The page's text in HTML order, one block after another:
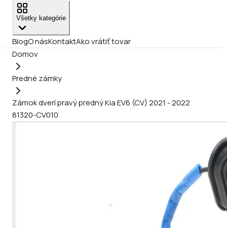
Všetky kategórie
BlogO násKontaktAko vrátiť tovar
Domov
Predné zámky
Zámok dverí pravý predný Kia EV6 (CV) 2021 - 2022
81320-CV010